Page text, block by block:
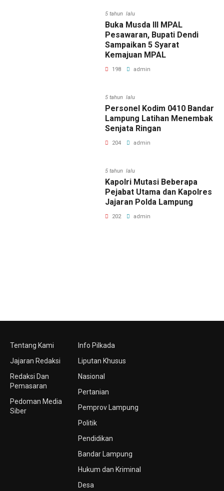
5 tahun lalu
Buka Musda III MPAL
Pesawaran, Bupati Dendi
Sampaikan 5 Syarat
Kemajuan MPAL
198 admin
5 tahun lalu
Personel Kodim 0410 Bandar
Lampung Latihan Menembak
Senjata Ringan
204 admin
5 tahun lalu
Kapolri Mutasi Beberapa
Pejabat Utama dan Kapolres
Jajaran Polda Lampung
202 admin
Tentang Kami
Jajaran Redaksi
Redaksi Dan
Pemasaran
Pedoman Media
Siber
Info Pilkada
Liputan Khusus
Nasional
Pertanian
Pemprov Lampung
Politik
Pendidikan
Bandar Lampung
Hukum dan Kriminal
Desa